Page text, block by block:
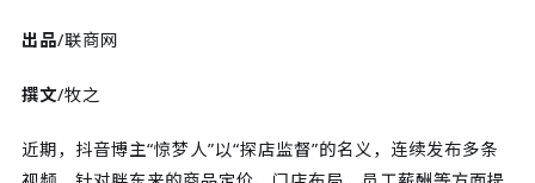
出品/联商网
撰文/牧之
近期，抖音博主“惊梦人”以“探店监督”的名义，连续发布多条